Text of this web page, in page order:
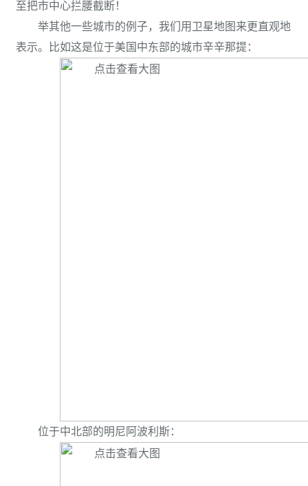
至把市中心拦腰截断！
举其他一些城市的例子，我们用卫星地图来更直观地
表示。比如这是位于美国中东部的城市辛辛那提：
位于中北部的明尼阿波利斯：